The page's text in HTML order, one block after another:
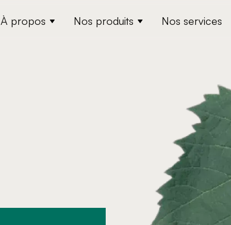
À propos Nos produits Nos services